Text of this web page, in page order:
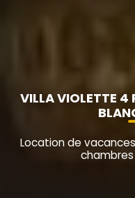
VILLA VIOLETTE
Location de